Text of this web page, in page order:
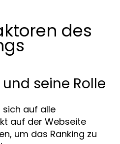
des
seine Rolle
sich auf alle
auf der Webseite
um das Ranking zu